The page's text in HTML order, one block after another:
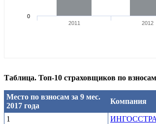
2011 2012
0
Таблица. Топ-10 страховщиков по
Место по взносам за 9 мес.
2017 года
Компания
1